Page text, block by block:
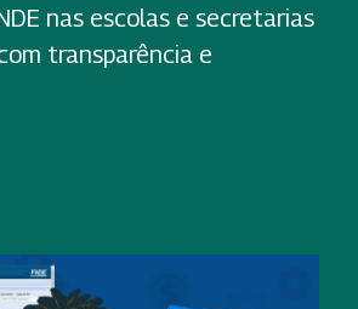
nas escolas e secretarias
transparência e